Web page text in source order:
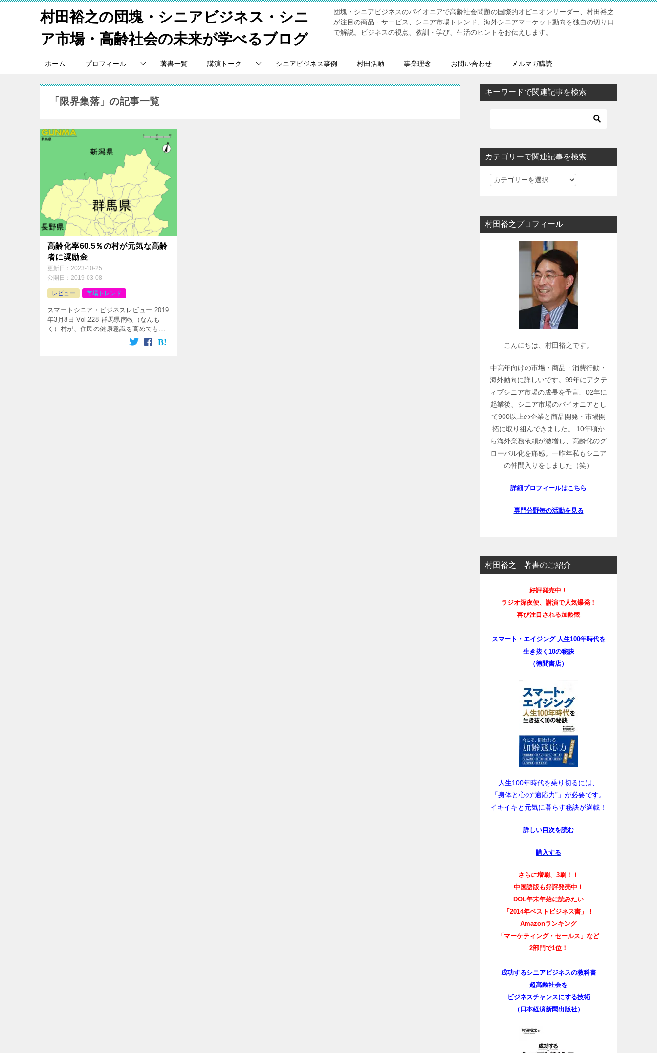
村田裕之の団塊・シニアビジネス・シニ
ア市場・高齢社会の未来が学べるブログ
団塊・シニアビジネスのパイオニアで高齢社会問題の国際的オピニオンリーダー、村田裕之
が注目の商品・サービス、シニア市場トレンド、海外シニアマーケット動向を独自の切り口
で解説。ビジネスの視点、教訓・学び、生活のヒントをお伝えします。
ホーム プロフィール 著書一覧 講演トーク シニアビジネス事例 村田活動 事業理念 お問い合わせ メルマガ購読
「限界集落」の記事一覧
高齢化率60.5％の村が元気な高齢
者に奨励金
更新日： 2023-10-25
公開日： 2019-03-08
レビュー 市場トレンド
スマートシニア・ビジネスレビュー 2019
年3月8日 Vol.228 群馬県南牧（なんも
く）村が、住民の健康意識を高めてもら
おうと、来年度から７５歳以上の住民に
「いきいき祝金」という奨励金を支給す
キーワードで関連記事を検索
カテゴリーで関連記事を検索
カ
リ
ー
村田裕之プロフィール
こんにちは、村田裕之です。
中高年向けの市場・商品・消費行動・
海外動向に詳しいです。99年にアクテ
ィブシニア市場の成長を予言、02年に
起業後、シニア市場のパイオニアとし
て900以上の企業と商品開発・市場開
拓に取り組んできました。 10年頃か
ら海外業務依頼が激増し、高齢化のグ
ローバル化を痛感。一昨年私もシニア
の仲間入りをしました（笑）
詳細プロフィールはこちら
専門分野毎の活動を見る
村田裕之 著書のご紹介
好評発売中！
ラジオ深夜便、講演で人気爆発！
再び注目される加齢観
スマート・エイジング 人生100年時代を
生き抜く10の秘訣
（徳間書店）
人生100年時代を乗り切るには、
「身体と心の“適応力”」が必要です。
イキイキと元気に暮らす秘訣が満載！
詳しい目次を読む
購入する
さらに増刷、3刷！！
中国語版も好評発売中！
DOL年末年始に読みたい
「2014年ベストビジネス書」！
Amazonランキング
「マーケティング・セールス」など
2部門で1位！
成功するシニアビジネスの教科書
超高齢社会を
ビジネスチャンスにする技術
（日本経済新聞出版社）